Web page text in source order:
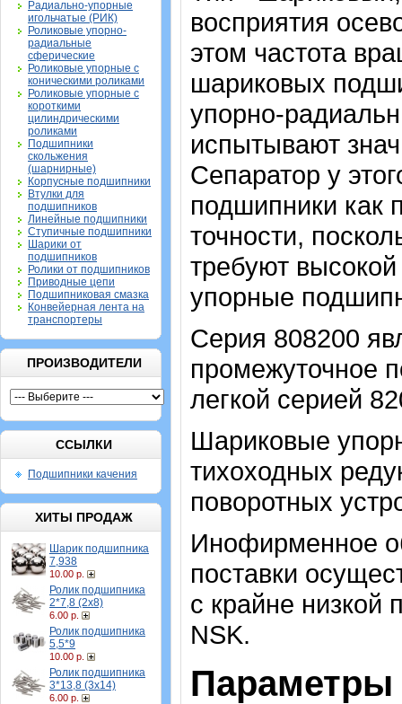
Радиально-упорные
игольчатые (РИК)
Роликовые упорно-
радиальные
сферические
Роликовые упорные с
коническими роликами
Роликовые упорные с
короткими
цилиндрическими
роликами
Подшипники
скольжения
(шарнирные)
Корпусные подшипники
Втулки для
подшипников
Линейные подшипники
Ступичные подшипники
Шарики от
подшипников
Ролики от подшипников
Приводные цепи
Подшипниковая смазка
Конвейерная лента на
транспортеры
ПРОИЗВОДИТЕЛИ
ССЫЛКИ
Подшипники качения
ХИТЫ ПРОДАЖ
Шарик подшипника
7,938
10.00 р.
Ролик подшипника
2*7,8 (2х8)
6.00 р.
Ролик подшипника
5,5*9
10.00 р.
Ролик подшипника
3*13,8 (3х14)
6.00 р.
восприятия
этом частота
шариковых
упорно-
испытывают
Сепаратор у
подшипники как
точности,
требуют
упорные
Серия 808200
промежуточное
легкой серией
Шариковые
тихоходных
поворотных
Инофирменное
поставки
с крайне низкой
NSK.
Параметры